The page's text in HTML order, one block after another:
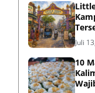
Juli
10